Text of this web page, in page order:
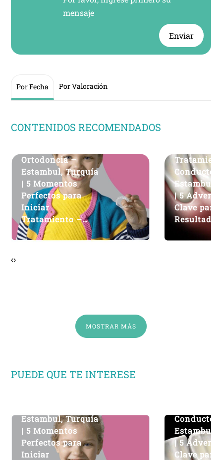
mensaje
Enviar
Por Fecha Por Valoración
CONTENIDOS RECOMENDADOS
Ortodoncia –
Estambul, Turquía
| 5 Momentos
Perfectos para
Iniciar
Tratamiento –
DentMax
Conducto
Estambul,
| 5
Clave para
Resultado
– DentMax
‹›
MOSTRAR MÁS
PUEDE QUE TE INTERESE
Estambul, Turquía
| 5 Momentos
Perfectos para
Iniciar
Conducto
Estambul,
| 5
Clave para